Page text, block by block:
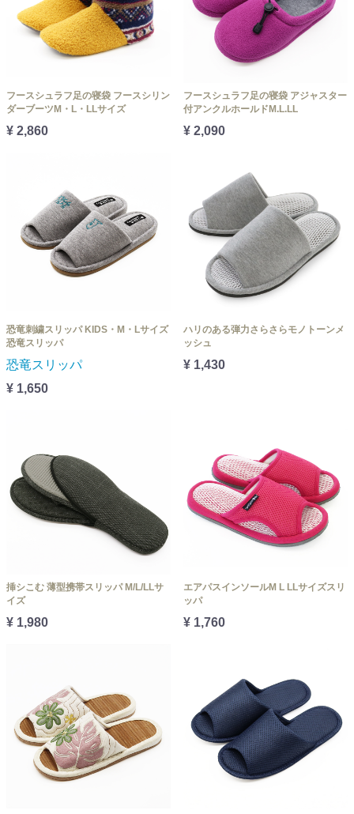
フースシュラフ足の寝袋 フースシリン
ダーブーツM・L・LLサイズ
¥ 2,860
フースシュラフ足の寝袋 アジャスター
付アンクルホールドM.L.LL
¥ 2,090
恐竜刺繍スリッパ KIDS・M・Lサイズ
恐竜スリッパ
恐竜スリッパ
¥ 1,650
ハリのある弾力さらさらモノトーンメ
ッシュ
¥ 1,430
挿シこむ 薄型携帯スリッパ M/L/LLサ
イズ
¥ 1,980
エアパスインソールM L LLサイズスリ
ッパ
¥ 1,760